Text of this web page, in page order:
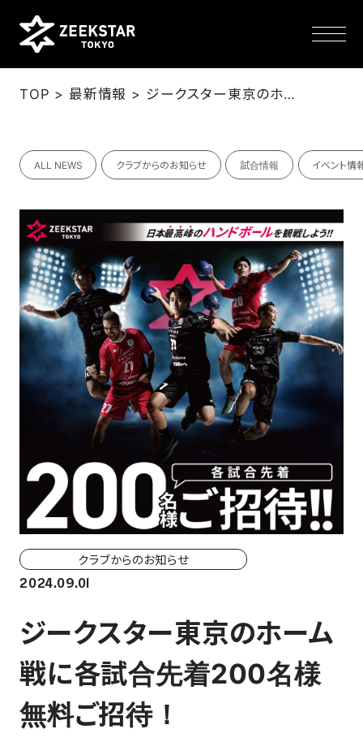
NEWS
TEAM
SCHEDULE
TICKET
ホーム戦一覧
会場（座席・価格表）
各座席について
観戦ガイド
FAN CLUB
マイページはこちら
CSR
TOP > 最新情報 > ジークスター東京のホーム戦に各試合先着200名様無料ご招待！
クラブからのお知らせ
2024.09.01
ジークスター東京のホーム
戦に各試合先着200名様
無料ご招待！
ALL NEWS クラブからのお知らせ 試合情報 イベント情